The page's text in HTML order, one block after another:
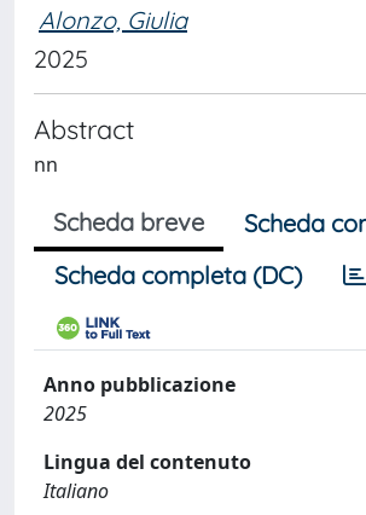
Alonzo, Giulia
2025
Abstract
nn
Scheda breve
Scheda
Scheda completa (DC)
Anno pubblicazione
2025
Lingua del contenuto
Italiano